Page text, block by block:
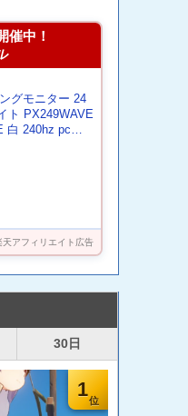
催中！
グモニター 24
ト PX249WAVE
白 240hz pcモ
144Hz 165Hz
ピンク ブルー
HD IPS HDR ノ
ーカー内蔵
アフィリエイト広告
30日
1